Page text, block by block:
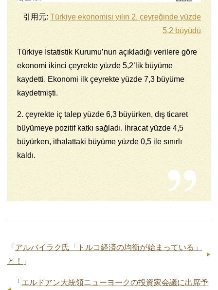
引用元: Türkiye ekonomisi yılın 2. çeyreğinde yüzde
5,2 büyüdü
Türkiye İstatistik Kurumu’nun açıkladığı verilere göre
ekonomi ikinci çeyrekte yüzde 5,2’lik büyüme
kaydetti. Ekonomi ilk çeyrekte yüzde 7,3 büyüme
kaydetmişti.
2. çeyrekte iç talep yüzde 6,3 büyürken, dış ticaret
büyümeye pozitif katkı sağladı. İhracat yüzde 4,5
büyürken, ithalattaki büyüme yüzde 0,5 ile sınırlı
kaldı.
「 アルバイラク氏「トルコ経済の均衡が始まっている」
と！
」
「 エルドアン大統領ニューヨークの投資家会議に出席予